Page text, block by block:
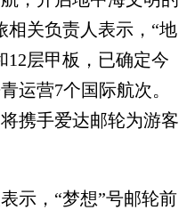
相关负责人表示，“地
12层甲板，已确定今
运营7个国际航次。
携手爱达邮轮为游客
，“梦想”号邮轮前